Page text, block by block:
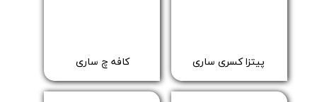
​پیتزا کسری ساری کافه چ ساری